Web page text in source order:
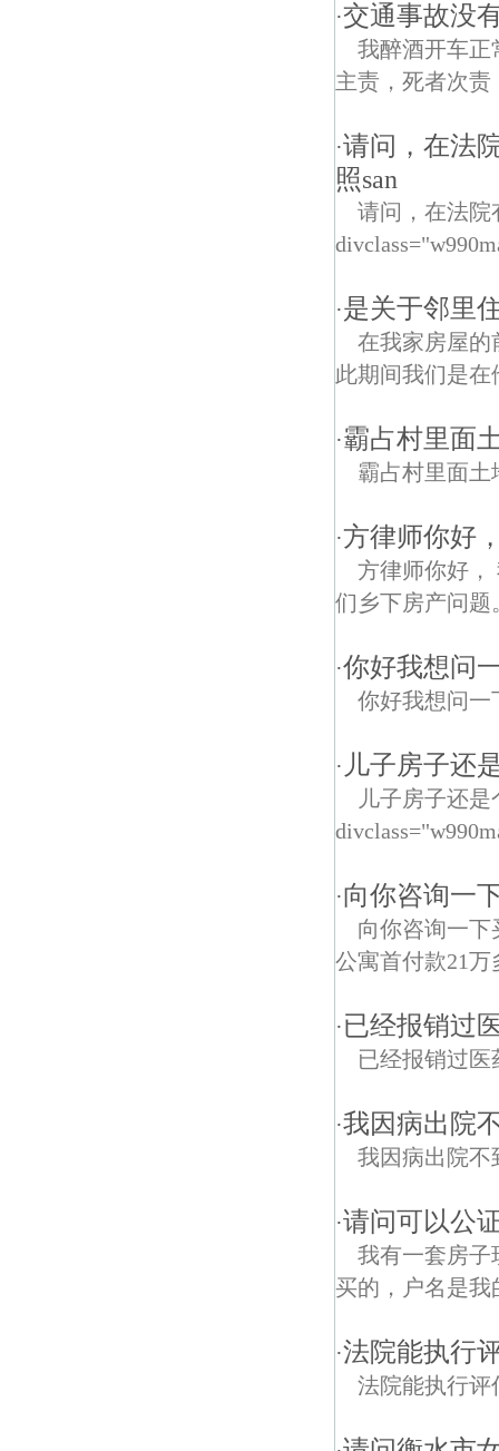
·交通事故没
我醉酒开车正
主责，死者次
·请问，在法
照san
请问，在法院
·是关于邻里
在我家房屋的
此期间我们是
·霸占村里面
霸占村里面土
·方律师你好
方律师你好，
们乡下房产问题
·你好我想问
你好我想问一
· 儿子房子还
儿子房子还
·向你咨询一
向你咨询一下
公寓首付款21
·已经报销过
已经报销过医
·我因病出院
我因病出院不
·请问可以公
我有一套房子
买的，户名是我
·法院能执行
法院能执行评